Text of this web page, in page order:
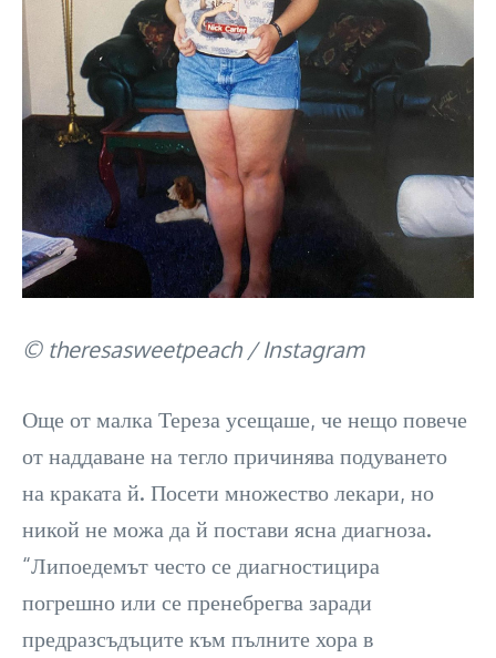
© theresasweetpeach / Instagram
Още от малка Тереза усещаше, че нещо повече
от наддаване на тегло причинява подуването
на краката й. Посети множество лекари, но
никой не можа да й постави ясна диагноза.
“Липоедемът често се диагностицира
погрешно или се пренебрегва заради
предразсъдъците към пълните хора в